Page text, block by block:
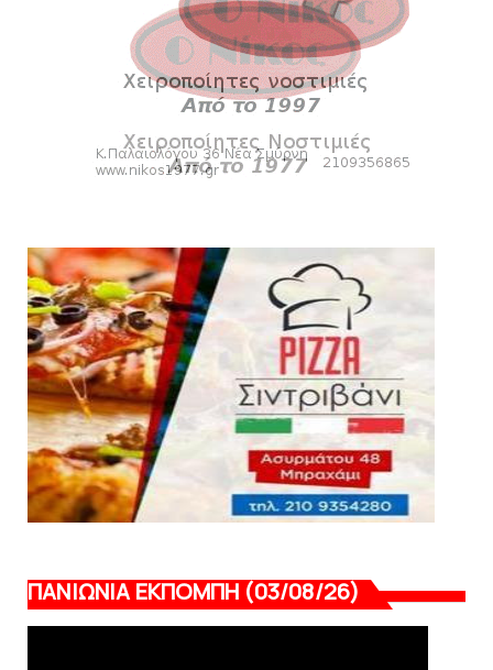
August 07, 2026
SLIDE
Κύπελλο: Την Τετάρτη 19 Αυγούστου το Νίκη
Βόλου - Πανιώνιος
HEADLINES
KARA TALKS
«Kara Talks» LIVE: Παρασκευή στις 21:00
August 06, 2026
ΠΑΝΙΩΝΙΑ ΕΚΠΟΜΠΗ (03/08/26)